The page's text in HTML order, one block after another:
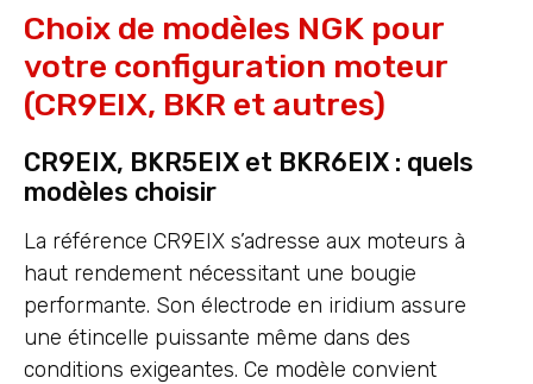
Choix de modèles NGK pour
votre configuration moteur
(CR9EIX, BKR et autres)
CR9EIX, BKR5EIX et BKR6EIX : quels
modèles choisir
La référence CR9EIX s’adresse aux moteurs à
haut rendement nécessitant une bougie
performante. Son électrode en iridium assure
une étincelle puissante même dans des
conditions exigeantes. Ce modèle convient